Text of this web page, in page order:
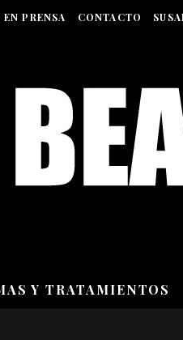
PRENSA CONTACTO
Y TRATAMIENTOS